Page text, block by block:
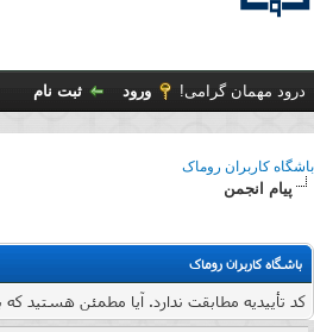
درود مهمان گرامی! ورود ثبت نام
باشگاه کاربران روماک
پیام انجمن
باشگاه کاربران روماک
کد تأییدیه مطابقت ندارد. آیا مطمئن هستید که